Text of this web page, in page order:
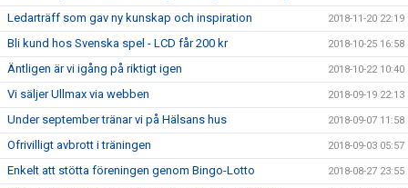
Ledarträff som gav ny kunskap och inspiration 2018-11-20 22:19
Bli kund hos Svenska spel - LCD får 200 kr 2018-10-25 16:58
Äntligen är vi igång på riktigt igen 2018-10-22 10:40
Vi säljer Ullmax via webben 2018-09-19 22:13
Under september tränar vi på Hälsans hus 2018-09-07 11:58
Ofrivilligt avbrott i träningen 2018-09-03 05:57
Enkelt att stötta föreningen genom Bingo-Lotto 2018-08-27 23:55